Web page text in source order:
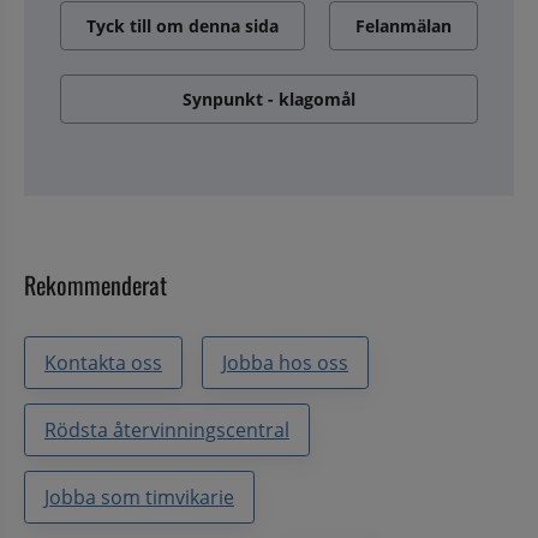
Tyck till om denna sida Felanmälan
Synpunkt - klagomål
Rekommenderat
Kontakta oss Jobba hos oss
Rödsta återvinningscentral
Jobba som timvikarie